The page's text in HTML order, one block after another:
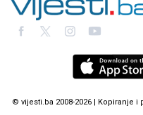
© vijesti.ba 2008-2026 | Kopiranje